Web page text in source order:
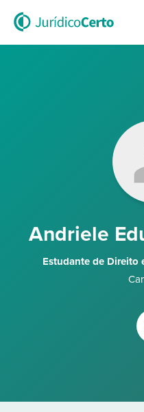
Andriele
Estudante de Direito